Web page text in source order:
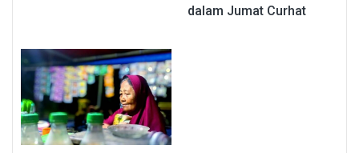
dalam Jumat Curhat